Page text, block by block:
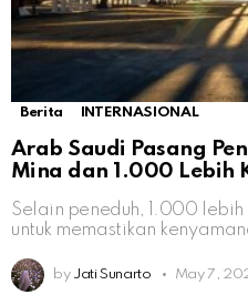
Berita INTERNASIONAL
Arab Saudi Pasang
Mina dan 1.000 Lebih
Selain peneduh, 1.000
untuk memastikan
by Jati Sunarto May 7,